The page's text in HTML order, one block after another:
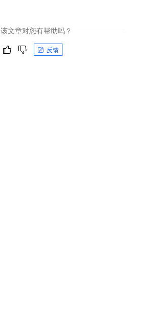
该文章对您有帮助吗？
反馈